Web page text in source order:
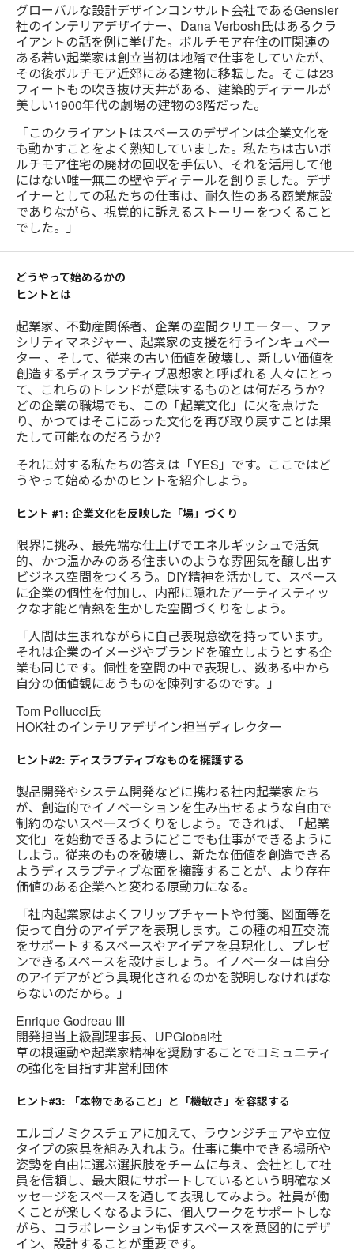
グローバルな設計デザインコンサルト会社であるGensler
社のインテリアデザイナー、Dana Verbosh氏はあるクラ
イアントの話を例に挙げた。ボルチモア在住のIT関連の
ある若い起業家は創立当初は地階で仕事をしていたが、
その後ボルチモア近郊にある建物に移転した。そこは23
フィートもの吹き抜け天井がある、建築的ディテールが
美しい1900年代の劇場の建物の3階だった。
「このクライアントはスペースのデザインは企業文化を
も動かすことをよく熟知していました。私たちは古いボ
ルチモア住宅の廃材の回収を手伝い、それを活用して他
にはない唯一無二の壁やディテールを創りました。デザ
イナーとしての私たちの仕事は、耐久性のある商業施設
でありながら、視覚的に訴えるストーリーをつくること
でした。」
どうやって始めるかの
ヒントとは
起業家、不動産関係者、企業の空間クリエーター、ファ
シリティマネジャー、起業家の支援を行うインキュベー
ター 、そして、従来の古い価値を破壊し、新しい価値を
創造するディスラプティブ思想家と呼ばれる 人々にとっ
て、これらのトレンドが意味するものとは何だろうか?
どの企業の職場でも、この「起業文化」に火を点けた
り、かつてはそこにあった文化を再び取り戻すことは果
たして可能なのだろうか?
それに対する私たちの答えは「YES」です。ここではど
うやって始めるかのヒントを紹介しよう。
ヒント #1: 企業文化を反映した「場」づくり
限界に挑み、最先端な仕上げでエネルギッシュで活気
的、かつ温かみのある住まいのような雰囲気を醸し出す
ビジネス空間をつくろう。DIY精神を活かして、スペース
に企業の個性を付加し、内部に隠れたアーティスティッ
クな才能と情熱を生かした空間づくりをしよう。
「人間は生まれながらに自己表現意欲を持っています。
それは企業のイメージやブランドを確立しようとする企
業も同じです。個性を空間の中で表現し、数ある中から
自分の価値観にあうものを陳列するのです。」
Tom Pollucci氏
HOK社のインテリアデザイン担当ディレクター
ヒント#2: ディスラプティブなものを擁護する
製品開発やシステム開発などに携わる社内起業家たち
が、創造的でイノベーションを生み出せるような自由で
制約のないスペースづくりをしよう。できれば、「起業
文化」を始動できるようにどこでも仕事ができるように
しよう。従来のものを破壊し、新たな価値を創造できる
ようディスラプティブな面を擁護することが、より存在
価値のある企業へと変わる原動力になる。
「社内起業家はよくフリップチャートや付箋、図面等を
使って自分のアイデアを表現します。この種の相互交流
をサポートするスペースやアイデアを具現化し、プレゼ
ンできるスペースを設けましょう。イノベーターは自分
のアイデアがどう具現化されるのかを説明しなければな
らないのだから。」
Enrique Godreau III
開発担当上級副理事長、UPGlobal社
草の根運動や起業家精神を奨励することでコミュニティ
の強化を目指す非営利団体
ヒント#3: 「本物であること」と「機敏さ」を容認する
エルゴノミクスチェアに加えて、ラウンジチェアや立位
タイプの家具を組み入れよう。仕事に集中できる場所や
姿勢を自由に選ぶ選択肢をチームに与え、会社として社
員を信頼し、最大限にサポートしているという明確なメ
ッセージをスペースを通して表現してみよう。社員が働
くことが楽しくなるように、個人ワークをサポートしな
がら、コラボレーションも促すスペースを意図的にデザ
イン、設計することが重要です。